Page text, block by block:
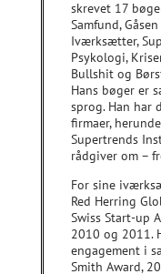
skrevet 17
Samfund,
Iværksætter,
Psykologi,
Bullshit og
Hans bøger er
sprog. Han har
firmaer,
Supertrends
rådgiver om –
For sine
Red Herring
Swiss Start-up
2010 og 2011.
engagement i
Smith Award,